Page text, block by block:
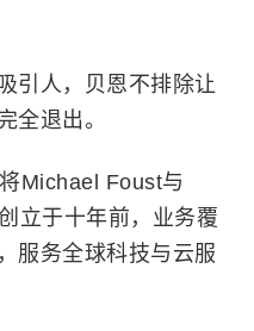
引人，贝恩不排除让
全退出。
Michael Foust与
立于十年前，业务覆
服务全球科技与云服